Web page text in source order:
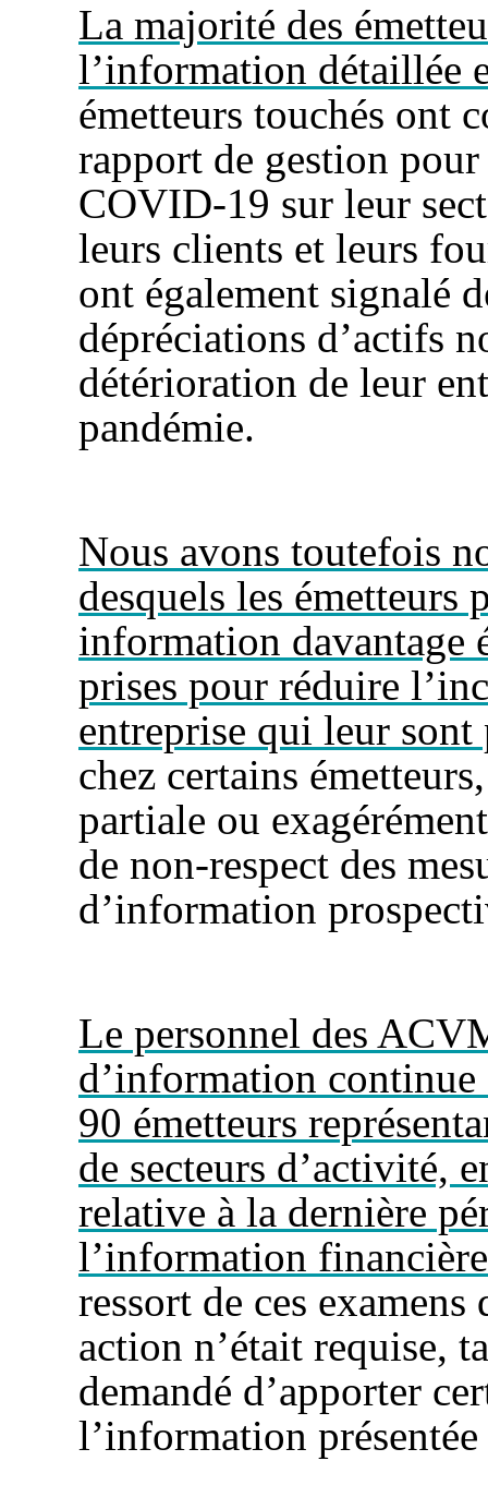
La majorité des
l’information détaillée
émetteurs touchés ont
rapport de gestion
COVID-19 sur leur
leurs clients et leurs
ont également signalé
dépréciations d’actifs
détérioration de leur
pandémie.
Nous avons toutefois
desquels les
information davantage
prises pour réduire
entreprise qui leur sont
chez certains
partiale ou
de non-respect des
d’information
Le personnel des
d’information continue
90 émetteurs
de secteurs d’activité,
relative à la dernière
l’information
ressort de ces examens
action n’était requise,
demandé d’apporter
l’information